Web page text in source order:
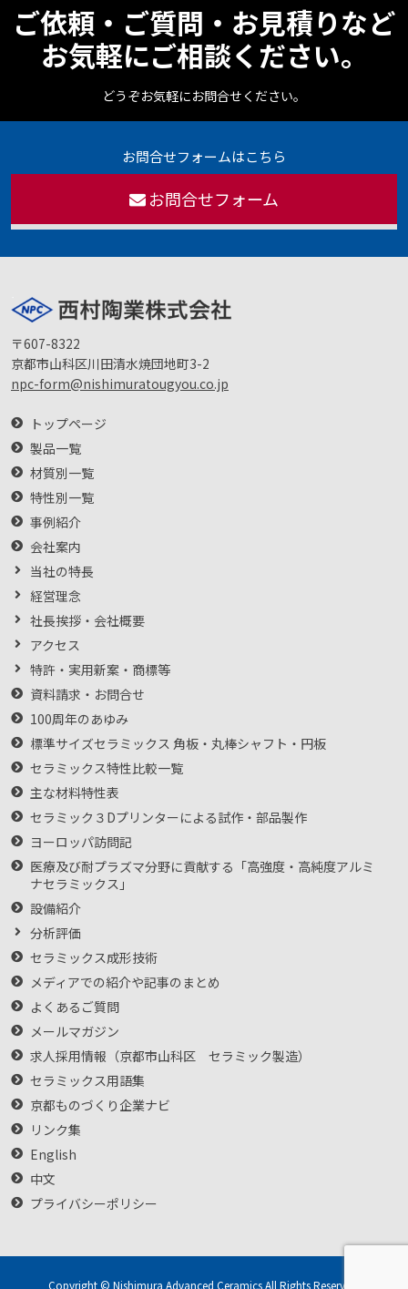
ご依頼・ご質問・お見積りなど
お気軽にご相談ください。
どうぞお気軽にお問合せください。
お問合せフォームはこちら
お問合せフォーム
〒607-8322
京都市山科区川田清水焼団地町3-2
npc-form@nishimuratougyou.co.jp
トップページ
製品一覧
材質別一覧
特性別一覧
事例紹介
会社案内
当社の特長
経営理念
社長挨拶・会社概要
アクセス
特許・実用新案・商標等
資料請求・お問合せ
100周年のあゆみ
標準サイズセラミックス 角板・丸棒シャフト・円板
セラミックス特性比較一覧
主な材料特性表
セラミック３Dプリンターによる試作・部品製作
ヨーロッパ訪問記
医療及び耐プラズマ分野に貢献する「高強度・高純度アルミ
ナセラミックス」
設備紹介
分析評価
セラミックス成形技術
メディアでの紹介や記事のまとめ
よくあるご質問
メールマガジン
求人採用情報（京都市山科区 セラミック製造）
セラミックス用語集
京都ものづくり企業ナビ
リンク集
English
中文
プライバシーポリシー
Copyright © Nishimura Advanced Ceramics All Rights Reserved.